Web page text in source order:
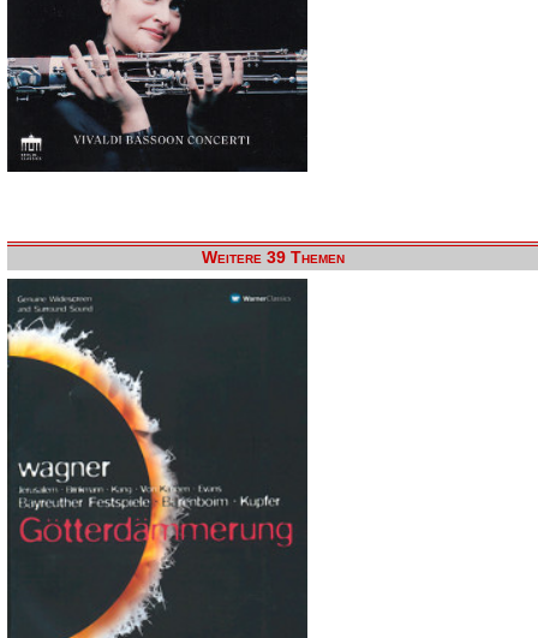
Weitere 39 Themen